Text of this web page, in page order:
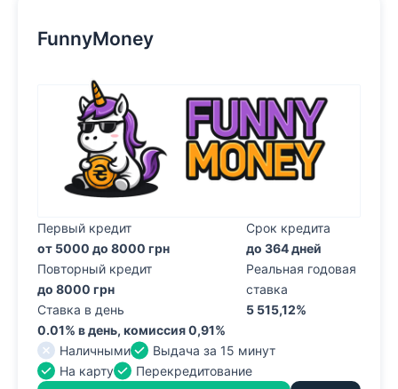
FunnyMoney
Первый кредит
от 5000 до 8000 грн
Повторный кредит
до 8000 грн
Ставка в день
0.01% в день, комиссия 0,91%
Срок кредита
до 364 дней
Реальная годовая
ставка
5 515,12%
Наличными
Выдача за 15 минут
На карту
Перекредитование